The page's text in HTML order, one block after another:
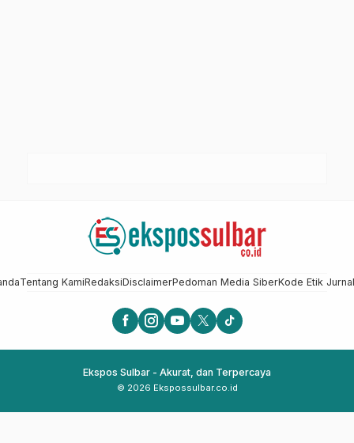
Tentang KamiRedaksiDisclaimerPedoman Media SiberKode Etik
Ekspos Sulbar - Akurat, dan Terpercaya
© 2026 Ekspossulbar.co.id